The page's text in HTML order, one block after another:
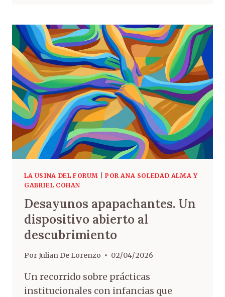
LA USINA DEL FORUM
POR ANA SOLEDAD ALMA Y
GABRIEL COHAN
Desayunos apapachantes. Un
dispositivo abierto al
descubrimiento
PorJulian De Lorenzo 02/04/2026
Un recorrido sobre prácticas
institucionales con infancias que